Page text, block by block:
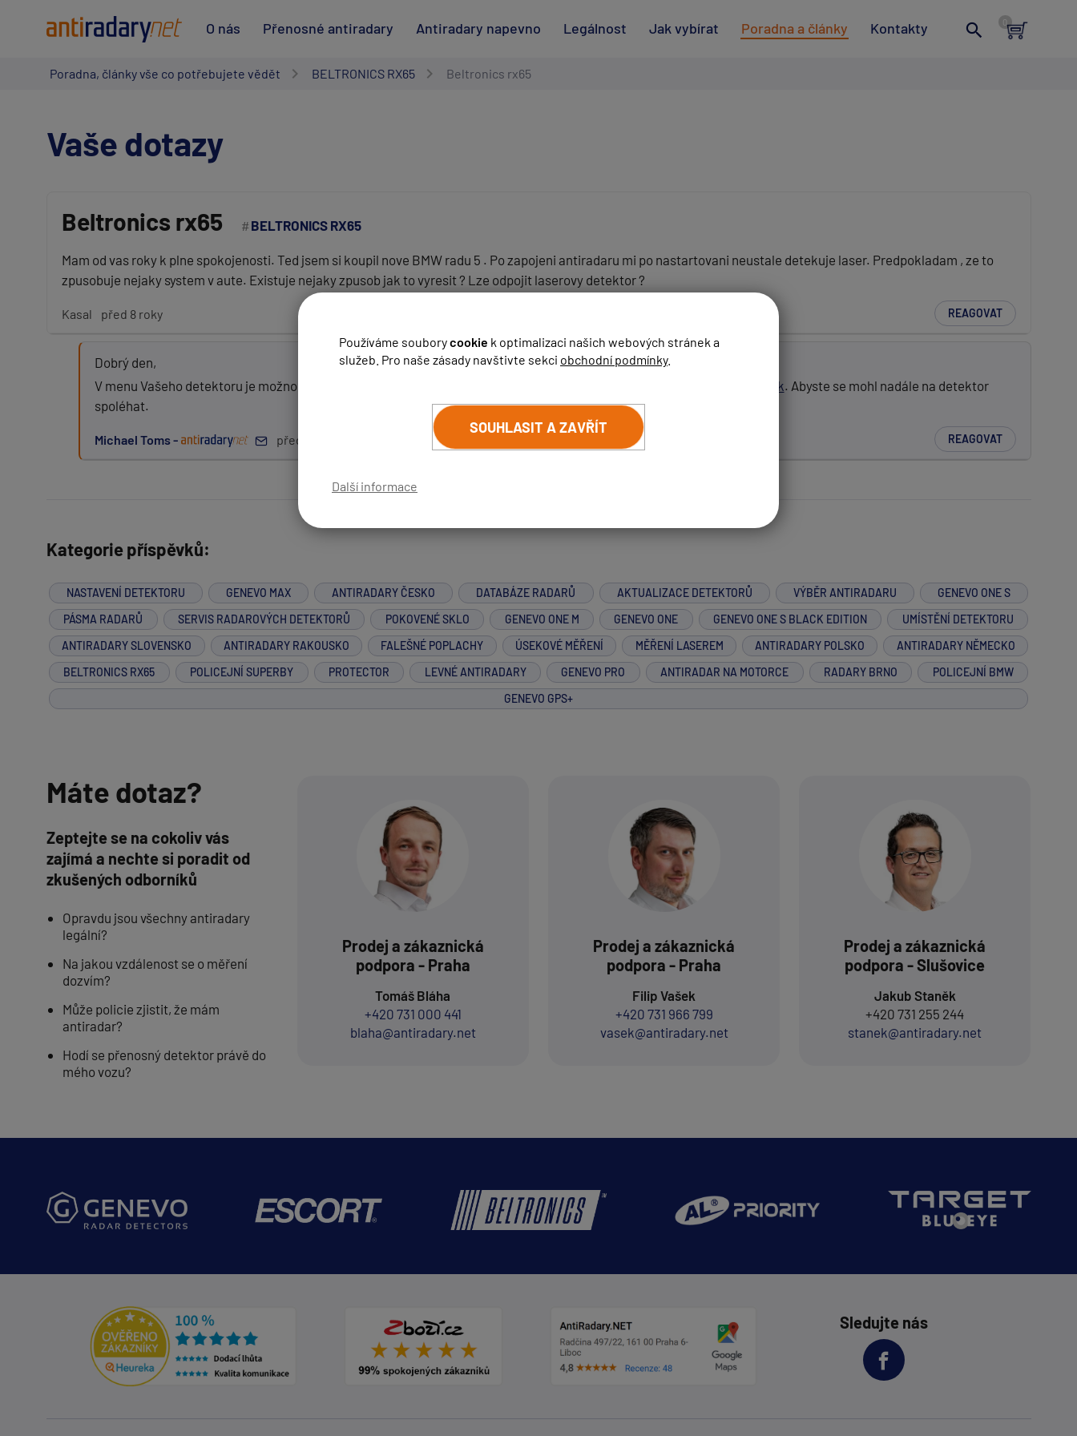
Používáme souborycookie k optimalizaci našich webových stránek a
služeb. Pro naše zásady navštivte sekci obchodní podmínky.
SOUHLASIT A ZAVŘÍT
Další informace
O nás Přenosné antiradary Antiradary napevno Legálnost Jak vybírat Poradna a články Kontakty
Poradna, články vše co potřebujete vědět BELTRONICS RX65 Beltronics rx65
Vaše dotazy
Vaše jméno:
Předmět:
Beltronics rx65 BELTRONICS RX65
Mam od vas roky k plne spokojenosti. Ted jsem si koupil nove BMW radu 5 . Po zapojeni antiradaru mi po nastartovani neustale detekuje laser. Predpokladam , ze to
zpusobuje nejaky system v aute. Existuje nejaky zpusob jak to vyresit ? Lze odpojit laserovy detektor ?
Kasal před 8 roky REAGOVAT
Dobrý den,
V menu Vašeho detektoru je možnost vypnutí laseru. Ověřte si také, že Váš nový vůz nemá pokovené čelní sklo viz
článek. Abyste se mohl nadále na detektor
spoléhat.
Michael Toms - před 8 roky REAGOVAT
Kategorie příspěvků:
NASTAVENÍ DETEKTORU GENEVO MAX ANTIRADARY ČESKO DATABÁZE RADARŮ AKTUALIZACE DETEKTORŮ VÝBĚR ANTIRADARU
GENEVO ONE S
PÁSMA RADARŮ
SERVIS RADAROVÝCH DETEKTORŮ POKOVENÉ SKLO GENEVO ONE M GENEVO ONE GENEVO ONE S BLACK EDITION
UMÍSTĚNÍ DETEKTORU
ANTIRADARY SLOVENSKO
ANTIRADARY RAKOUSKO FALEŠNÉ POPLACHY ÚSEKOVÉ MĚŘENÍ MĚŘENÍ LASEREM ANTIRADARY POLSKO
ANTIRADARY NĚMECKO
BELTRONICS RX65
POLICEJNÍ SUPERBY PROTECTOR LEVNÉ ANTIRADARY GENEVO PRO ANTIRADAR NA MOTORCE RADARY BRNO
POLICEJNÍ BMW
GENEVO GPS+
Máte dotaz?
Zeptejte se na cokoliv vás
zajímá a nechte si poradit od
zkušených odborníků
Opravdu jsou všechny antiradary
legální?
Na jakou vzdálenost se o měření
dozvím?
Může policie zjistit, že mám
antiradar?
Hodí se přenosný detektor právě do
mého vozu?
Prodej a zákaznická
podpora - Praha
Tomáš Bláha
+420 731 000 441
blaha@antiradary.net
Prodej a zákaznická
podpora - Praha
Filip Vašek
+420 731 966 799
vasek@antiradary.net
Prodej a zákaznická
podpora - Slušovice
Jakub Staněk
+420 731 255 244
stanek@antiradary.net
Sledujte nás